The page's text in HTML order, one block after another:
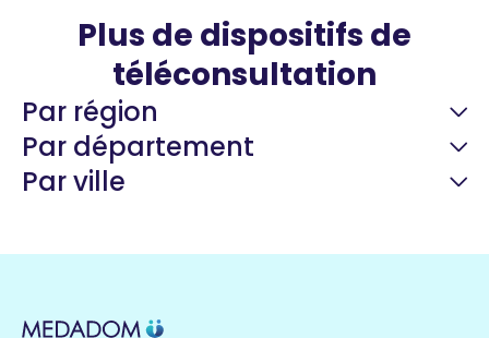
Plus de dispositifs de
téléconsultation
Par région
Par département
Par ville